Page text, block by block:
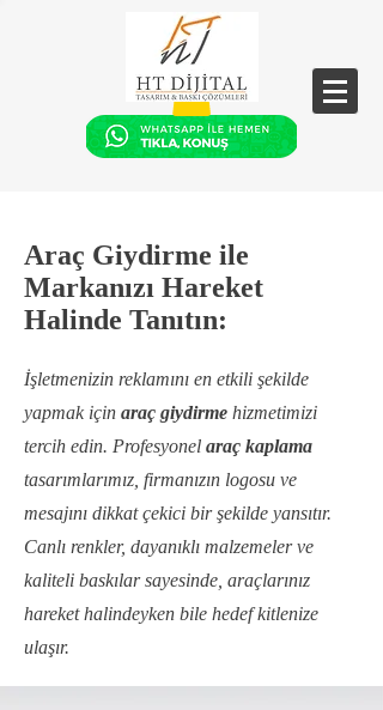
Araç Giydirme ile
Markanızı Hareket
Halinde Tanıtın:
İşletmenizin reklamını en etkili şekilde
yapmak için araç giydirme hizmetimizi
tercih edin. Profesyonel araç kaplama
tasarımlarımız, firmanızın logosu ve
mesajını dikkat çekici bir şekilde yansıtır.
Canlı renkler, dayanıklı malzemeler ve
kaliteli baskılar sayesinde, araçlarınız
hareket halindeyken bile hedef kitlenize
ulaşır.